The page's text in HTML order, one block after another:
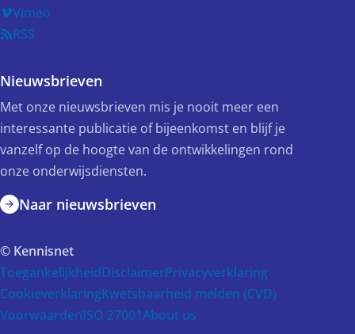
Vimeo
RSS
Nieuwsbrieven
Met onze nieuwsbrieven mis je nooit meer een
interessante publicatie of bijeenkomst en blijf je
vanzelf op de hoogte van de ontwikkelingen rond
onze onderwijsdiensten.
Naar nieuwsbrieven
© Kennisnet
ToegankelijkheidDisclaimerPrivacyverklaring
CookieverklaringKwetsbaarheid melden (CVD)
VoorwaardenISO 27001About us